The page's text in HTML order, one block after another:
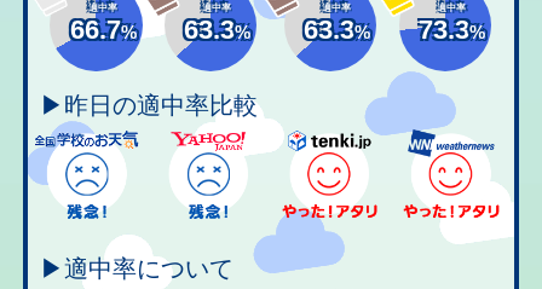
適中率
66.7%
適中率
63.3%
適中率
63.3%
適中率
73.3%
▶昨日の適中率比較
▶適中率について